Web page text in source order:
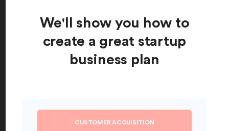
We'll show you how to
create a great startup
business plan
CUSTOMER ACQUISITION